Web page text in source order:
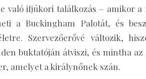
való ifjúkori találkozás – amikor a
a Buckingham Palotát, és
Szervezőerővé változik,
buktatóján átviszi, és mintha az
amelyet a királynőnek szán.